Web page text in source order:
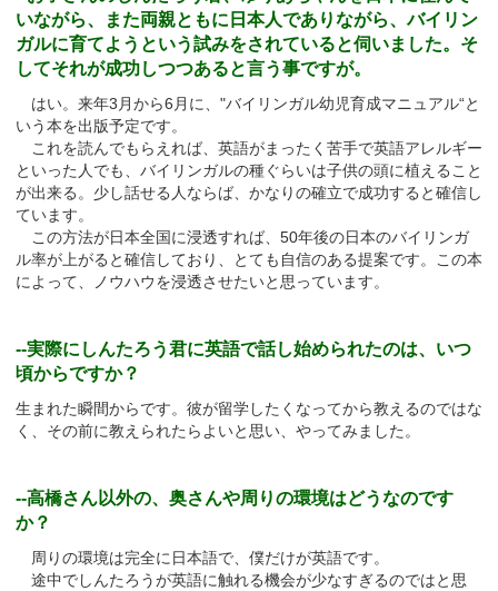
いながら、また両親ともに日本人でありながら、バイリン
ガルに育てようという試みをされていると伺いました。そ
してそれが成功しつつあると言う事ですが。
はい。来年3月から6月に、"バイリンガル幼児育成マニュアル“と
いう本を出版予定です。
これを読んでもらえれば、英語がまったく苦手で英語アレルギー
といった人でも、バイリンガルの種ぐらいは子供の頭に植えること
が出来る。少し話せる人ならば、かなりの確立で成功すると確信し
ています。
この方法が日本全国に浸透すれば、50年後の日本のバイリンガ
ル率が上がると確信しており、とても自信のある提案です。この本
によって、ノウハウを浸透させたいと思っています。
--実際にしんたろう君に英語で話し始められたのは、いつ
頃からですか？
生まれた瞬間からです。彼が留学したくなってから教えるのではな
く、その前に教えられたらよいと思い、やってみました。
--高橋さん以外の、奥さんや周りの環境はどうなのです
か？
周りの環境は完全に日本語で、僕だけが英語です。
途中でしんたろうが英語に触れる機会が少なすぎるのではと思